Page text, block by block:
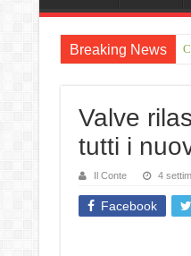
Breaking News
Valve
tutti i
Il Conte 4
Facebook